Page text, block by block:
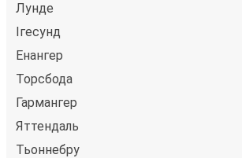
Лунде
Ігесунд
Енангер
Торсбода
Гармангер
Яттендаль
Тьоннебру